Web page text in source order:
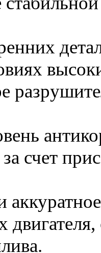
счет